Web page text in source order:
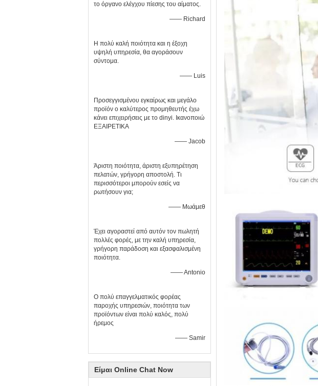
το όργανο ελέγχου πίεσης του αίματος.
—— Richard
Η πολύ καλή ποιότητα και η έξοχη
υψηλή υπηρεσία, θα αγοράσουν
σύντομα.
—— Luis
Προσεγγισμένου εγκαίρως και μεγάλο
προϊόν ο καλύτερος προμηθευτής έχω
κάνει επιχειρήσεις με το dinyi. Ικανοποιώ
ΕΞΑΙΡΕΤΙΚΑ
—— Jacob
Άριστη ποιότητα, άριστη εξυπηρέτηση
πελατών, γρήγορη αποστολή. Τι
περισσότεροι μπορούν εσείς να
ρωτήσουν για;
—— Μωάμεθ
Έχει αγοραστεί από αυτόν τον πωλητή
πολλές φορές, με την καλή υπηρεσία,
γρήγορη παράδοση και εξασφαλισμένη
ποιότητα.
—— Antonio
Ο πολύ επαγγελματικός φορέας
παροχής υπηρεσιών, ποιότητα των
προϊόντων είναι πολύ καλός, πολύ
ήρεμος
—— Samir
Είμαι Online Chat Now